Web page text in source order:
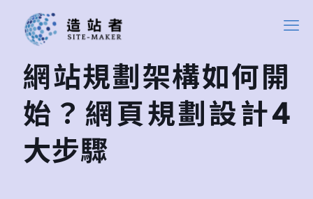
網站規劃架構如何開
始？網頁規劃設計4
大步驟